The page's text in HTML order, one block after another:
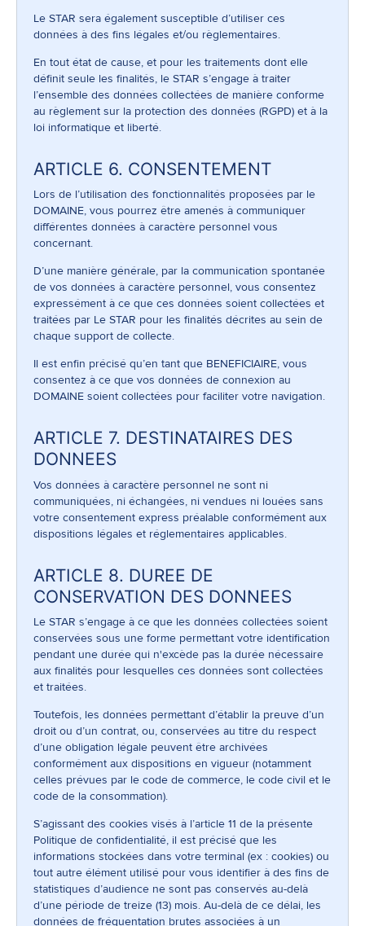
Le STAR sera également susceptible d’utiliser ces
données à des fins légales et/ou règlementaires.
En tout état de cause, et pour les traitements dont elle
définit seule les finalités, le STAR s’engage à traiter
l’ensemble des données collectées de manière conforme
au règlement sur la protection des données (RGPD) et à la
loi informatique et liberté.
ARTICLE 6. CONSENTEMENT
Lors de l’utilisation des fonctionnalités proposées par le
DOMAINE, vous pourrez être amenés à communiquer
différentes données à caractère personnel vous
concernant.
D’une manière générale, par la communication spontanée
de vos données à caractère personnel, vous consentez
expressément à ce que ces données soient collectées et
traitées par Le STAR pour les finalités décrites au sein de
chaque support de collecte.
Il est enfin précisé qu’en tant que BENEFICIAIRE, vous
consentez à ce que vos données de connexion au
DOMAINE soient collectées pour faciliter votre navigation.
ARTICLE 7. DESTINATAIRES DES
DONNEES
Vos données à caractère personnel ne sont ni
communiquées, ni échangées, ni vendues ni louées sans
votre consentement express préalable conformément aux
dispositions légales et réglementaires applicables.
ARTICLE 8. DUREE DE
CONSERVATION DES DONNEES
Le STAR s’engage à ce que les données collectées soient
conservées sous une forme permettant votre identification
pendant une durée qui n'excède pas la durée nécessaire
aux finalités pour lesquelles ces données sont collectées
et traitées.
Toutefois, les données permettant d’établir la preuve d’un
droit ou d’un contrat, ou, conservées au titre du respect
d’une obligation légale peuvent être archivées
conformément aux dispositions en vigueur (notamment
celles prévues par le code de commerce, le code civil et le
code de la consommation).
S’agissant des cookies visés à l’article 11 de la présente
Politique de confidentialité, il est précisé que les
informations stockées dans votre terminal (ex : cookies) ou
tout autre élément utilisé pour vous identifier à des fins de
statistiques d’audience ne sont pas conservés au-delà
d’une période de treize (13) mois. Au-delà de ce délai, les
données de fréquentation brutes associées à un